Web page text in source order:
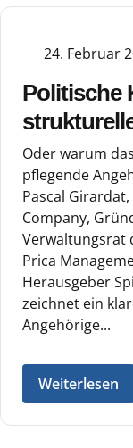
24. Februar
Politische
Oder warum
pflegende
Pascal
Company,
Verwaltungsrat
Prica
Herausgeber
zeichnet ein
Angehörige...
Weiterlesen